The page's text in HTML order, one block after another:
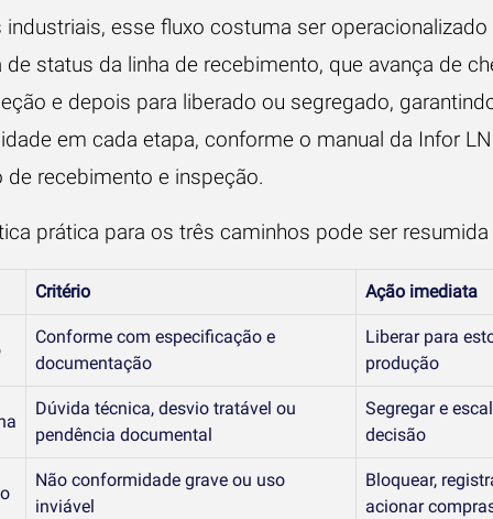
industriais, esse fluxo costuma ser
de status da linha de recebimento, que avança de
e depois para liberado ou segregado,
em cada etapa, conforme o manual da Infor
de recebimento e inspeção.
prática para os três caminhos pode ser
Critério Ação imediata
Conforme com especificação e
documentação
Liberar para
produção
Dúvida técnica, desvio tratável ou
pendência documental
Segregar e
decisão
Não conformidade grave ou uso
inviável
Bloquear,
acionar